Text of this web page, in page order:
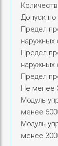
Допуск
Предел
наружных
Предел
наружных
Предел
Не менее
Модуль
менее
Модуль
менее